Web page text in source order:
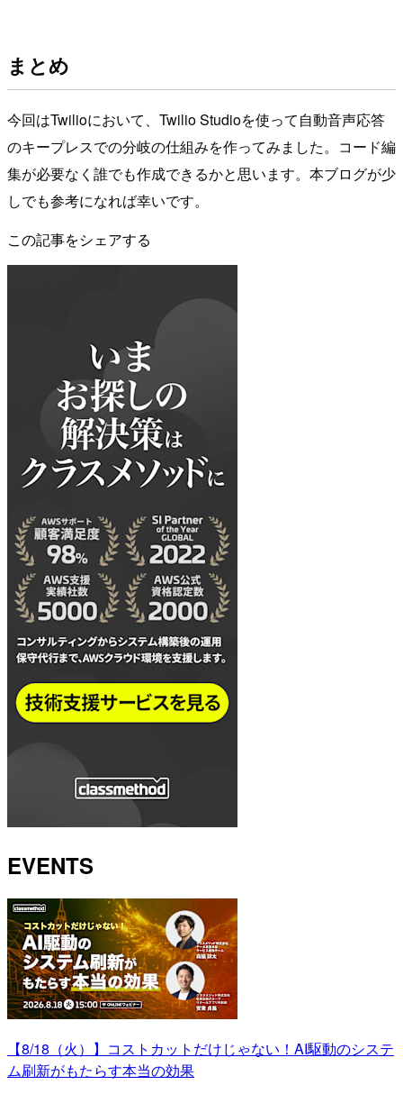
まとめ
今回はTwilioにおいて、Twilio Studioを使って自動音声応答
のキープレスでの分岐の仕組みを作ってみました。コード編
集が必要なく誰でも作成できるかと思います。本ブログが少
しでも参考になれば幸いです。
この記事をシェアする
EVENTS
【8/18（火）】コストカットだけじゃない！AI駆動のシステ
ム刷新がもたらす本当の効果